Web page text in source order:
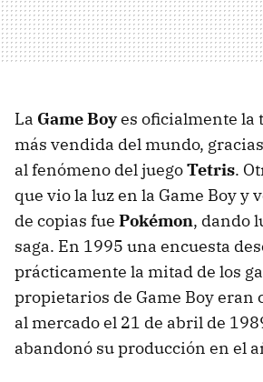
La Game Boyes oficialmente la
más vendida del mundo,
al fenómeno del juegoTetris.
que vio la luz en la Game Boy y
de copias fue Pokémon, dando
saga. En 1995 una encuesta
prácticamente la mitad de los
propietarios de Game Boy eran
al mercado el 21 de abril de
abandonó su producción en el